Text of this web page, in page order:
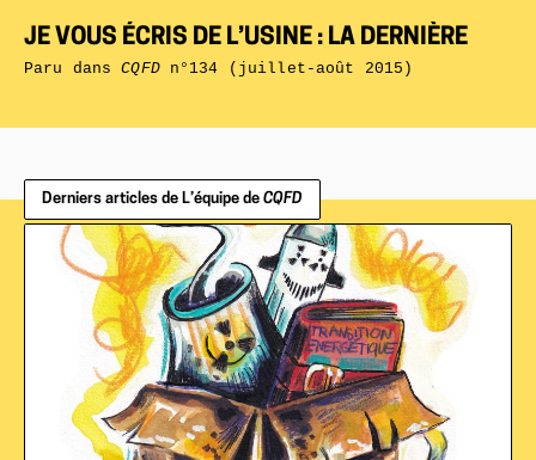
JE VOUS ÉCRIS DE L’USINE : LA DERNIÈRE
Paru dansCQFDn°134 (juillet-août 2015)
Derniers articles de L’équipe de CQFD